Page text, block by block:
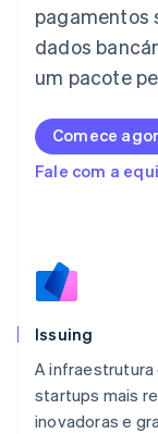
pagamentos
dados
um pacote
Comece
Fale com a
Issuing
A
startups mais
inovadoras e
日本語English
Letônia
Lituânia
English
Luxemburgo
Malta
Español
English
Nova
English